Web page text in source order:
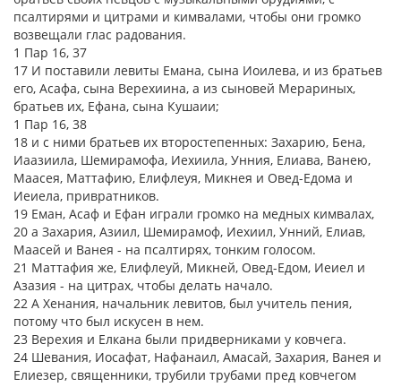
псалтирями и цитрами и кимвалами, чтобы они громко
возвещали глас радования.
1 Пар 16, 37
17 И поставили левиты Емана, сына Иоилева, и из братьев
его, Асафа, сына Верехиина, а из сыновей Мерариных,
братьев их, Ефана, сына Кушаии;
1 Пар 16, 38
18 и с ними братьев их второстепенных: Захарию, Бена,
Иаазиила, Шемирамофа, Иехиила, Унния, Елиава, Ванею,
Маасея, Маттафию, Елифлеуя, Микнея и Овед-Едома и
Иеиела, привратников.
19 Еман, Асаф и Ефан играли громко на медных кимвалах,
20 а Захария, Азиил, Шемирамоф, Иехиил, Унний, Елиав,
Маасей и Ванея - на псалтирях, тонким голосом.
21 Маттафия же, Елифлеуй, Микней, Овед-Едом, Иеиел и
Азазия - на цитрах, чтобы делать начало.
22 А Хенания, начальник левитов, был учитель пения,
потому что был искусен в нем.
23 Верехия и Елкана были придверниками у ковчега.
24 Шевания, Иосафат, Нафанаил, Амасай, Захария, Ванея и
Елиезер, священники, трубили трубами пред ковчегом